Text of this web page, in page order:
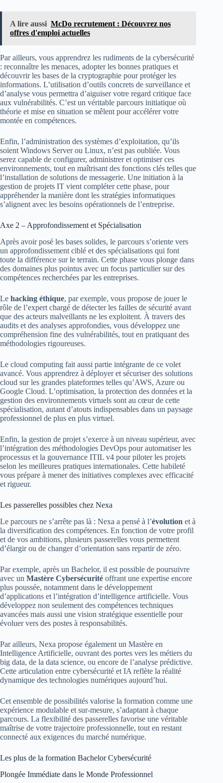
A lire aussi McDo recrutement : Découvrez nos
offres d'emploi actuelles
Par ailleurs, vous apprendrez les rudiments de la cybersécurité
: reconnaître les menaces, adopter les bonnes pratiques et
découvrir les bases de la cryptographie pour protéger les
informations. L’utilisation d’outils concrets de surveillance et
d’analyse vous permettra d’aiguiser votre regard critique face
aux vulnérabilités. C’est un véritable parcours initiatique où
théorie et mise en situation se mêlent pour accélérer votre
montée en compétences.
Enfin, l’administration des systèmes d’exploitation, qu’ils
soient Windows Server ou Linux, n’est pas oubliée. Vous
serez capable de configurer, administrer et optimiser ces
environnements, tout en maîtrisant des fonctions clés telles que
l’installation de solutions de messagerie. Une initiation à la
gestion de projets IT vient compléter cette phase, pour
appréhender la manière dont les stratégies informatiques
s’alignent avec les besoins opérationnels de l’entreprise.
Axe 2 – Approfondissement et Spécialisation
Après avoir posé les bases solides, le parcours s’oriente vers
un approfondissement ciblé et des spécialisations qui font
toute la différence sur le terrain. Cette phase vous plonge dans
des domaines plus pointus avec un focus particulier sur des
compétences recherchées par les entreprises.
Le hacking éthique, par exemple, vous propose de jouer le
rôle de l’expert chargé de détecter les failles de sécurité avant
que des acteurs malveillants ne les exploitent. À travers des
audits et des analyses approfondies, vous développez une
compréhension fine des vulnérabilités, tout en pratiquant des
méthodologies rigoureuses.
Le cloud computing fait aussi partie intégrante de ce volet
avancé. Vous apprendrez à déployer et sécuriser des solutions
cloud sur les grandes plateformes telles qu’AWS, Azure ou
Google Cloud. L’optimisation, la protection des données et la
gestion des environnements virtuels sont au cœur de cette
spécialisation, autant d’atouts indispensables dans un paysage
professionnel de plus en plus virtuel.
Enfin, la gestion de projet s’exerce à un niveau supérieur, avec
l’intégration des méthodologies DevOps pour automatiser les
processus et la gouvernance ITIL v4 pour piloter les projets
selon les meilleures pratiques internationales. Cette habileté
vous prépare à mener des initiatives complexes avec efficacité
et rigueur.
Les passerelles possibles chez Nexa
Le parcours ne s’arrête pas là : Nexa a pensé à l’évolution et à
la diversification des compétences. En fonction de votre profil
et de vos ambitions, plusieurs passerelles vous permettent
d’élargir ou de changer d’orientation sans repartir de zéro.
Par exemple, après un Bachelor, il est possible de poursuivre
avec un Mastère Cybersécurité offrant une expertise encore
plus poussée, notamment dans le développement
d’applications et l’intégration d’intelligence artificielle. Vous
développez non seulement des compétences techniques
avancées mais aussi une vision stratégique essentielle pour
évoluer vers des postes à responsabilités.
Par ailleurs, Nexa propose également un Mastère en
Intelligence Artificielle, ouvrant des portes vers les métiers du
big data, de la data science, ou encore de l’analyse prédictive.
Cette articulation entre cybersécurité et IA reflète la réalité
dynamique des technologies numériques aujourd’hui.
Cet ensemble de possibilités valorise la formation comme une
expérience modulable et sur-mesure, s’adaptant à chaque
parcours. La flexibilité des passerelles favorise une véritable
maîtrise de votre trajectoire professionnelle, tout en restant
connecté aux exigences du marché numérique.
Les plus de la formation Bachelor Cybersécurité
Plongée Immédiate dans le Monde Professionnel